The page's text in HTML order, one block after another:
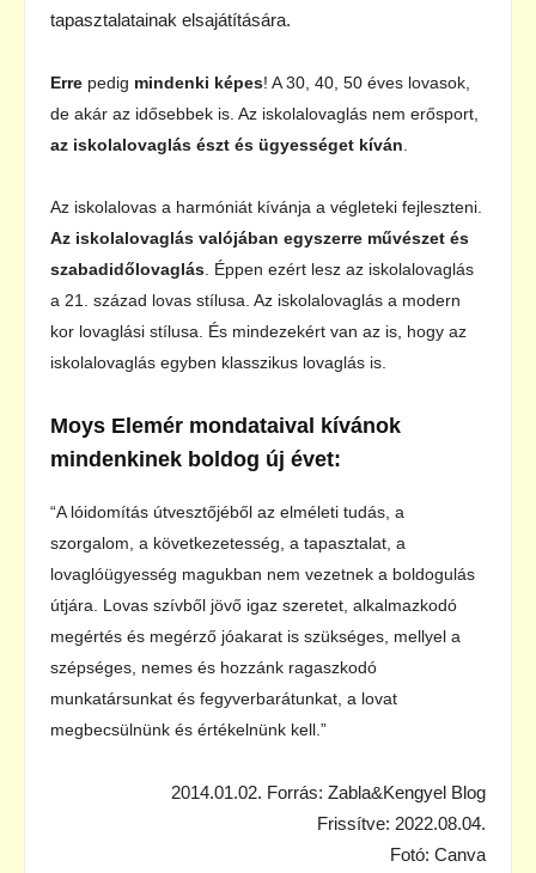
tapasztalatainak elsajátítására.
Erre pedig mindenki képes! A 30, 40, 50 éves lovasok,
de akár az idősebbek is. Az iskolalovaglás nem erősport,
az iskolalovaglás észt és ügyességet kíván
Az iskolalovas a harmóniát kívánja a végleteki fejleszteni.
Az iskolalovaglás valójában egyszerre művészet és
szabadidőlovaglás . Éppen ezért lesz az iskolalovaglás
a 21. század lovas stílusa. Az iskolalovaglás a modern
kor lovaglási stílusa. És mindezekért van az is, hogy az
iskolalovaglás egyben klasszikus lovaglás is.
Moys Elemér mondataival kívánok
mindenkinek boldog új évet:
“A lóidomítás útvesztőjéből az elméleti tudás, a
szorgalom, a következetesség, a tapasztalat, a
lovaglóügyesség magukban nem vezetnek a boldogulás
útjára. Lovas szívből jövő igaz szeretet, alkalmazkodó
megértés és megérző jóakarat is szükséges, mellyel a
szépséges, nemes és hozzánk ragaszkodó
munkatársunkat és fegyverbarátunkat, a lovat
megbecsülnünk és értékelnünk kell.”
2014.01.02. Forrás: Zabla&Kengyel Blog
Frissítve: 2022.08.04.
Fotó: Canva